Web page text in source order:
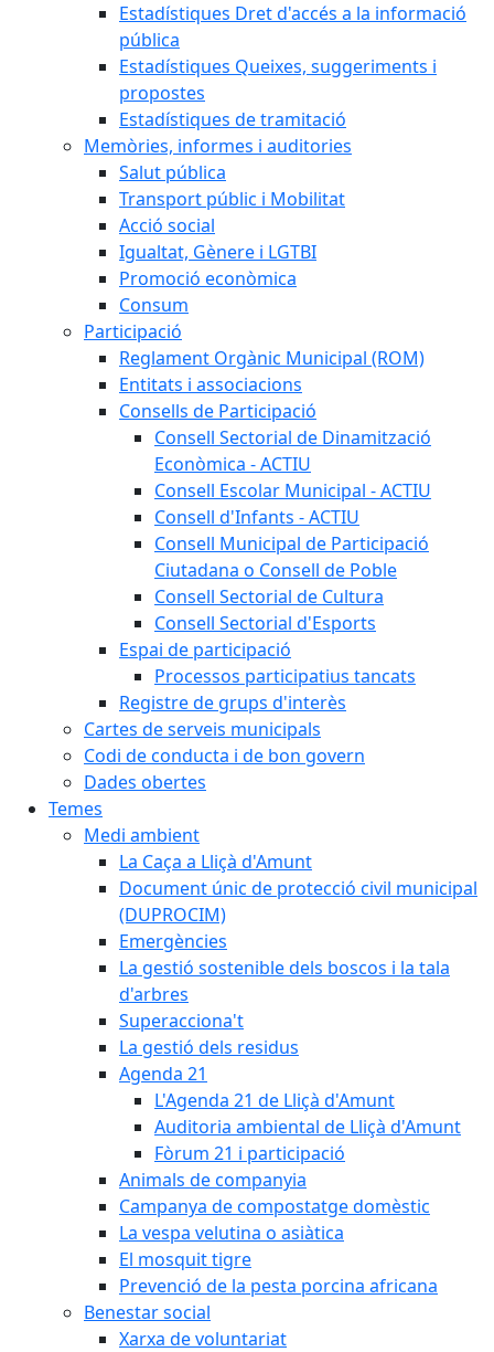
Estadístiques Dret d'accés a la informació
pública
Estadístiques Queixes, suggeriments i
propostes
Estadístiques de tramitació
Memòries, informes i auditories
Salut pública
Transport públic i Mobilitat
Acció social
Igualtat, Gènere i LGTBI
Promoció econòmica
Consum
Participació
Reglament Orgànic Municipal (ROM)
Entitats i associacions
Consells de Participació
Consell Sectorial de Dinamització
Econòmica - ACTIU
Consell Escolar Municipal - ACTIU
Consell d'Infants - ACTIU
Consell Municipal de Participació
Ciutadana o Consell de Poble
Consell Sectorial de Cultura
Consell Sectorial d'Esports
Espai de participació
Processos participatius tancats
Registre de grups d'interès
Cartes de serveis municipals
Codi de conducta i de bon govern
Dades obertes
Temes
Medi ambient
La Caça a Lliçà d'Amunt
Document únic de protecció civil municipal
(DUPROCIM)
Emergències
La gestió sostenible dels boscos i la tala
d'arbres
Superacciona't
La gestió dels residus
Agenda 21
L'Agenda 21 de Lliçà d'Amunt
Auditoria ambiental de Lliçà d'Amunt
Fòrum 21 i participació
Animals de companyia
Campanya de compostatge domèstic
La vespa velutina o asiàtica
El mosquit tigre
Prevenció de la pesta porcina africana
Benestar social
Xarxa de voluntariat